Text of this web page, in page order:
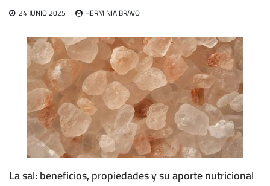
24 JUNIO 2025 HERMINIA BRAVO
La sal: beneficios, propiedades y su aporte nutricional